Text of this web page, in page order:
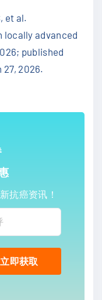
et al.
locally advanced
published
27, 2026.
抗癌资讯！